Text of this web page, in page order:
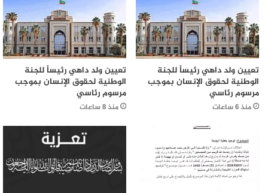
تعيين ولد داهي رئيساً للجنة
الوطنية لحقوق الإنسان بموجب
مرسوم رئاسي
منذ 6 ساعات
تعيين ولد داهي رئيساً للجنة
الوطنية لحقوق الإنسان بموجب
مرسوم رئاسي
منذ 8 ساعات